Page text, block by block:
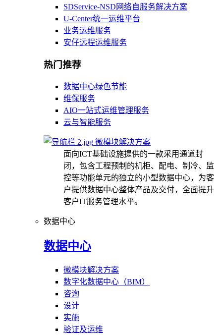
SDService-NSD网络自服务解决方案
U-Center统一运维平台
业务运维服务
安仔远程运维服务
热门推荐
数据中心绿色节能
维保服务
AIO一站式运维管理服务
云与智能服务
微模块解决方案
面向ICT基础设施提供的一款采用通道封
闭，包含工程预制的机柜、配电、制冷、监
控等功能单元的独立的小型数据中心，为客
户提供数据中心整体产品及交付，全面提升
客户IT服务管理水平。
数据中心
数据中心
微模块解决方案
数字化数据中心（BIM）
咨询
设计
实施
验证及运维